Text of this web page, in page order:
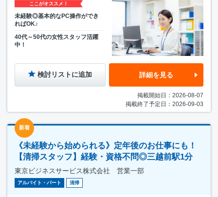
ここがオススメ！
未経験◎基本的なPC操作ができ
ればOK♪
40代～50代の女性スタッフ活躍
中！
検討リストに追加 詳細を見る
掲載開始日：2026-08-07
掲載終了予定日：2026-09-03
新着
《未経験から始められる》定年後のお仕事にも！
【清掃スタッフ】経験・資格不問◎三越前駅1分
東京ビジネスサービス株式会社 営業一部
アルバイト・パート 清掃